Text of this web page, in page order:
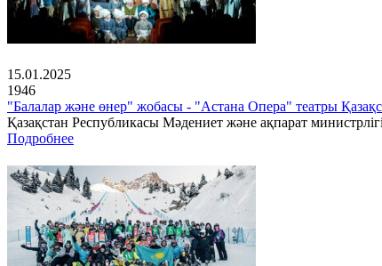
15.01.2025
1946
"Балалар және өнер" жобасы - "Астана Опера" театры
Қазақстан Республикасы Мәдениет және ақпарат
Подробнее